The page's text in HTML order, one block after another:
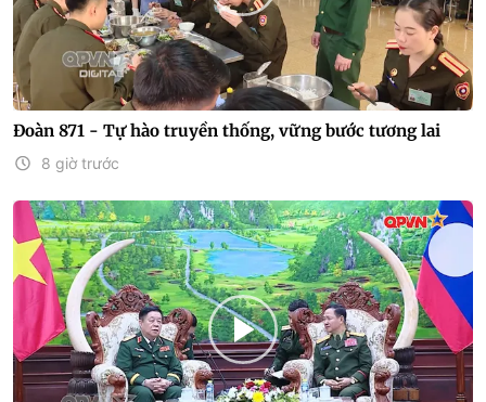
Đoàn 871 - Tự hào truyền thống, vững bước tương lai
8 giờ trước